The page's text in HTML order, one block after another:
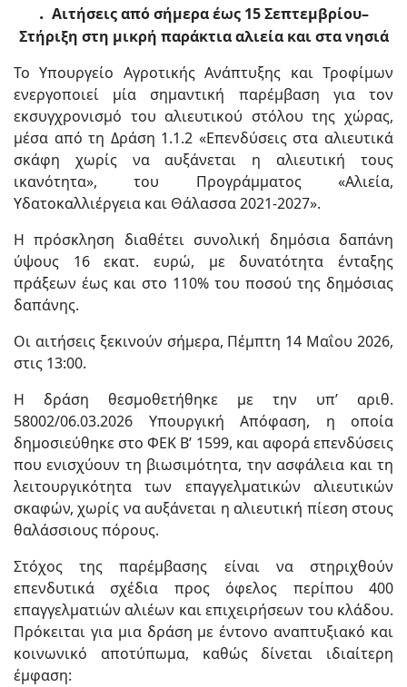
. Αιτήσεις από σήμερα έως 15 Σεπτεμβρίου–
Στήριξη στη μικρή παράκτια αλιεία και στα νησιά
Το Υπουργείο Αγροτικής Ανάπτυξης και Τροφίμων
ενεργοποιεί μία σημαντική παρέμβαση για τον
εκσυγχρονισμό του αλιευτικού στόλου της χώρας,
μέσα από τη Δράση 1.1.2 «Επενδύσεις στα αλιευτικά
σκάφη χωρίς να αυξάνεται η αλιευτική τους
ικανότητα», του Προγράμματος «Αλιεία,
Υδατοκαλλιέργεια και Θάλασσα 2021-2027».
Η πρόσκληση διαθέτει συνολική δημόσια δαπάνη
ύψους 16 εκατ. ευρώ, με δυνατότητα ένταξης
πράξεων έως και στο 110% του ποσού της δημόσιας
δαπάνης.
Οι αιτήσεις ξεκινούν σήμερα, Πέμπτη 14 Μαΐου 2026,
στις 13:00.
Η δράση θεσμοθετήθηκε με την υπ’ αριθ.
58002/06.03.2026 Υπουργική Απόφαση, η οποία
δημοσιεύθηκε στο ΦΕΚ Β’ 1599, και αφορά επενδύσεις
που ενισχύουν τη βιωσιμότητα, την ασφάλεια και τη
λειτουργικότητα των επαγγελματικών αλιευτικών
σκαφών, χωρίς να αυξάνεται η αλιευτική πίεση στους
θαλάσσιους πόρους.
Στόχος της παρέμβασης είναι να στηριχθούν
επενδυτικά σχέδια προς όφελος περίπου 400
επαγγελματιών αλιέων και επιχειρήσεων του κλάδου.
Πρόκειται για μια δράση με έντονο αναπτυξιακό και
κοινωνικό αποτύπωμα, καθώς δίνεται ιδιαίτερη
έμφαση: